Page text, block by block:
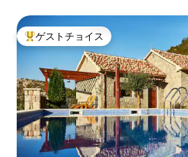
大好評のゲストチョイスです。
ゲストチョイス